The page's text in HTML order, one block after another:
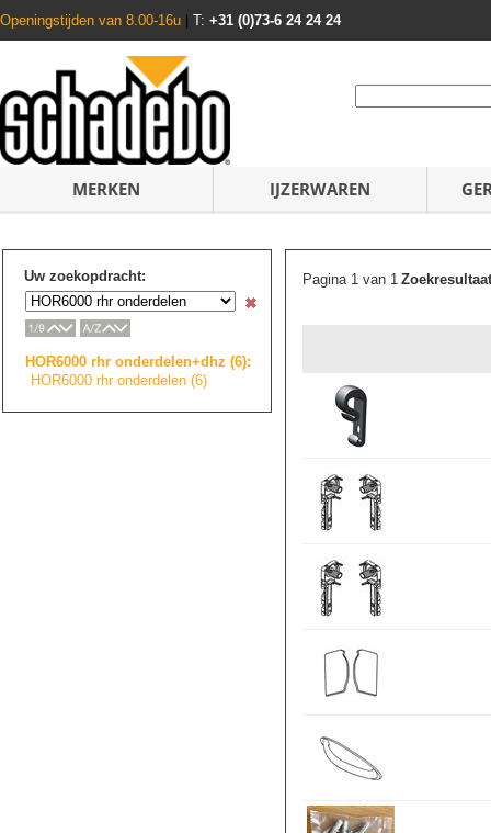
Openingstijden van 8.00-16u T: +31 (0)73-6 24 24 24
MERKEN IJZERWAREN
Uw zoekopdracht:
HOR6000 rhr onderdelen+dhz (6):
HOR6000 rhr onderdelen (6)
Pagina 1 van 1Zoekresultaat